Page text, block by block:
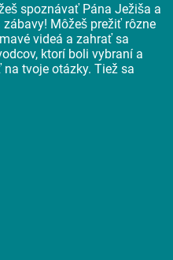
spoznávať Pána Ježiša a
Môžeš prežiť rôzne
videá a zahrať sa
ktorí boli vybraní a
tvoje otázky. Tiež sa